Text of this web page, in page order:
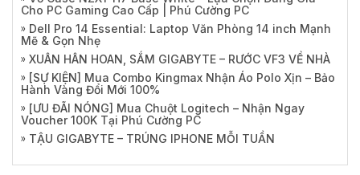
Cho PC Gaming Cao Cấp | Phú Cường PC
Dell Pro 14 Essential: Laptop Văn Phòng 14 inch Mạnh
Mẽ & Gọn Nhẹ
XUÂN HÂN HOAN, SẮM GIGABYTE – RƯỚC VF3 VỀ NHÀ
[SỰ KIỆN] Mua Combo Kingmax Nhận Áo Polo Xịn – Bảo
Hành Vàng Đổi Mới 100%
[ƯU ĐÃI NÓNG] Mua Chuột Logitech – Nhận Ngay
Voucher 100K Tại Phú Cường PC
TẬU GIGABYTE – TRÚNG IPHONE MỖI TUẦN